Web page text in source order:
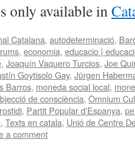
only available in
Catalana, autodeterminació,
, economia, educacio |
, Joaquín Vaquero Turcios, Joe
Goytisolo Gay, Jürgen
Barros, moneda social local,
de consciència, Òmnium
, Partit Popular d'Espanya,
, Texts en catala, Unió de Centre
a comment